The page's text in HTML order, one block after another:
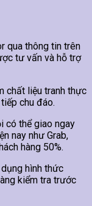
qua thông tin trên
tư vấn và hỗ trợ
chất liệu tranh thực
chu đáo.
có thể giao ngay
nay như Grab,
hàng 50%.
hình thức
kiểm tra trước